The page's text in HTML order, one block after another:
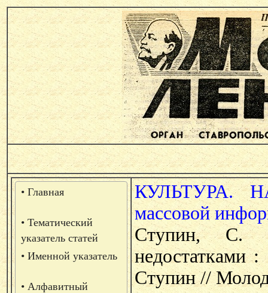
• Главная
• Тематический
указатель статей
• Именной указатель
• Алфавитный
КУЛЬТУРА.
массовой
Ступин, С.
недостатками
Ступин //